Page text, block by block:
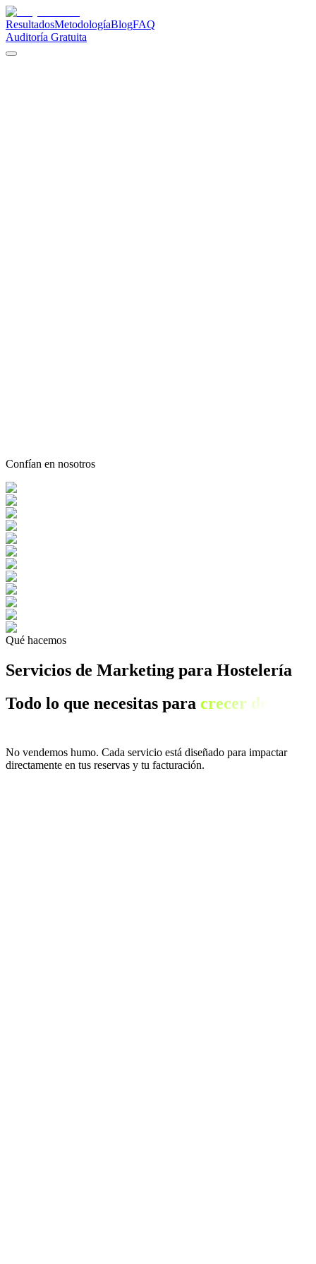
ResultadosMetodologíaBlogFAQ
Auditoría Gratuita
Confían en nosotros
Qué hacemos
Servicios de Marketing para Hostelería
Todo lo que necesitas para crecer de
No vendemos humo. Cada servicio está diseñado para impactar
directamente en tus reservas y tu facturación.